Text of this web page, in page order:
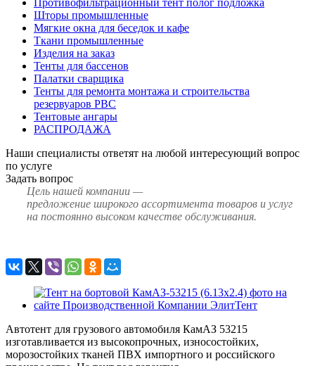
Шторы промышленные
Мягкие окна для беседок и кафе
Ткани промышленные
Изделия на заказ
Тенты для бассенов
Палатки сварщика
Тенты для ремонта монтажа и строительства
резервуаров РВС
Тентовые ангары
РАСПРОДАЖА
Наши специалисты ответят на любой интересующий вопрос
по услуге
Задать вопрос
Цель нашей компании —
предложение широкого ассортимента товаров и услуг
на постоянно высоком качестве обслуживания.
Автотент для грузового автомобиля КамАЗ 53215
изготавливается из высокопрочных, износостойких,
морозостойких тканей ПВХ импортного и российского